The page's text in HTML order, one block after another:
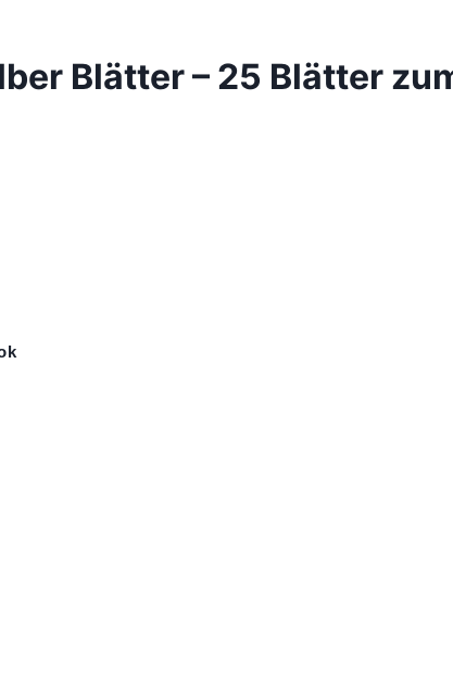
Blätter – 25 Blätter